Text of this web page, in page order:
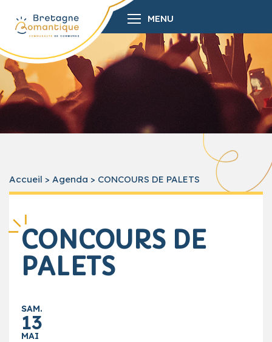
MENU
Accueil > Agenda > CONCOURS DE PALETS
CONCOURS DE
PALETS
SAM.
13
MAI